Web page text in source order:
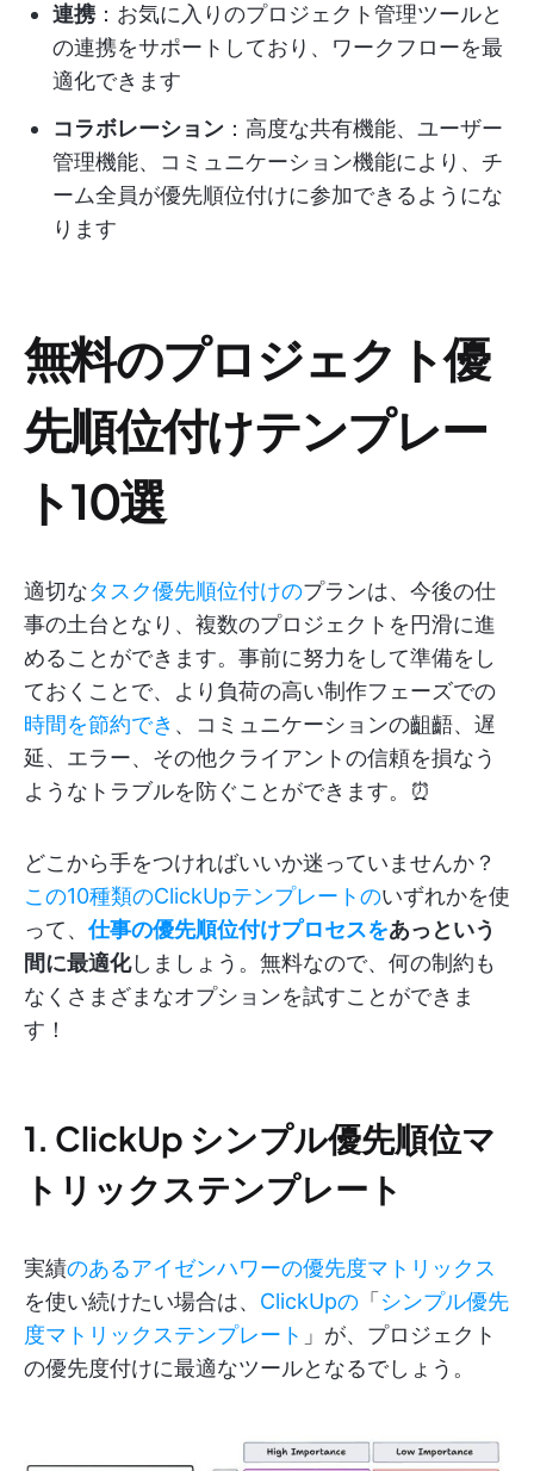
連携：お気に入りのプロジェクト管理ツールと
の連携をサポートしており、ワークフローを最
適化できます
コラボレーション ：高度な共有機能、ユーザー
管理機能、コミュニケーション機能により、チ
ーム全員が優先順位付けに参加できるようにな
ります
無料のプロジェクト優
先順位付けテンプレー
ト10選
適切なタスク優先順位付けのプランは、今後の仕
事の土台となり、複数のプロジェクトを円滑に進
めることができます。事前に努力をして準備をし
ておくことで、より負荷の高い制作フェーズでの
時間を節約でき 、コミュニケーションの齟齬、遅
延、エラー、その他クライアントの信頼を損なう
ようなトラブルを防ぐことができます。⏰
どこから手をつければいいか迷っていませんか？
この10種類のClickUpテンプレートのいずれかを使
って、仕事の優先順位付けプロセスをあっという
間に最適化しましょう。無料なので、何の制約も
なくさまざまなオプションを試すことができま
す！
1. ClickUp シンプル優先順位マ
トリックステンプレート
実績のあるアイゼンハワーの優先度マトリックス
を使い続けたい場合は、 ClickUpの 「 シンプル優先
度マトリックステンプレート 」が、プロジェクト
の優先度付けに最適なツールとなるでしょう。